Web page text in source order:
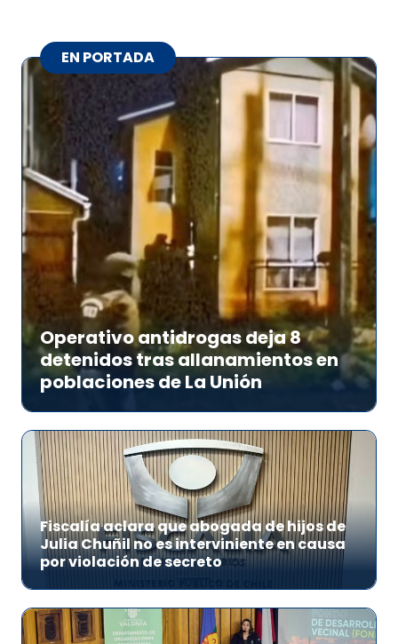
EN PORTADA
Operativo antidrogas deja 8
detenidos tras allanamientos en
poblaciones de La Unión
Fiscalía aclara que abogada de hijos de
Julia Chuñil no es interviniente en causa
por violación de secreto